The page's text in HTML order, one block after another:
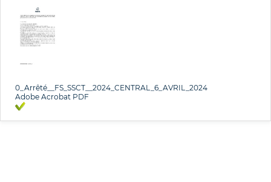
0_Arrêté__FS_SSCT__2024_CENTRAL_6_AVRIL_2024
Adobe Acrobat PDF